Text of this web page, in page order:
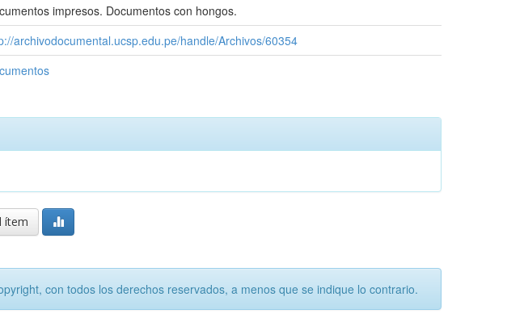
impresos. Documentos con hongos.
archivodocumental.ucsp.edu.pe/handle/Archivos/60354
ítem
con todos los derechos reservados, a menos que se indique lo contrario.